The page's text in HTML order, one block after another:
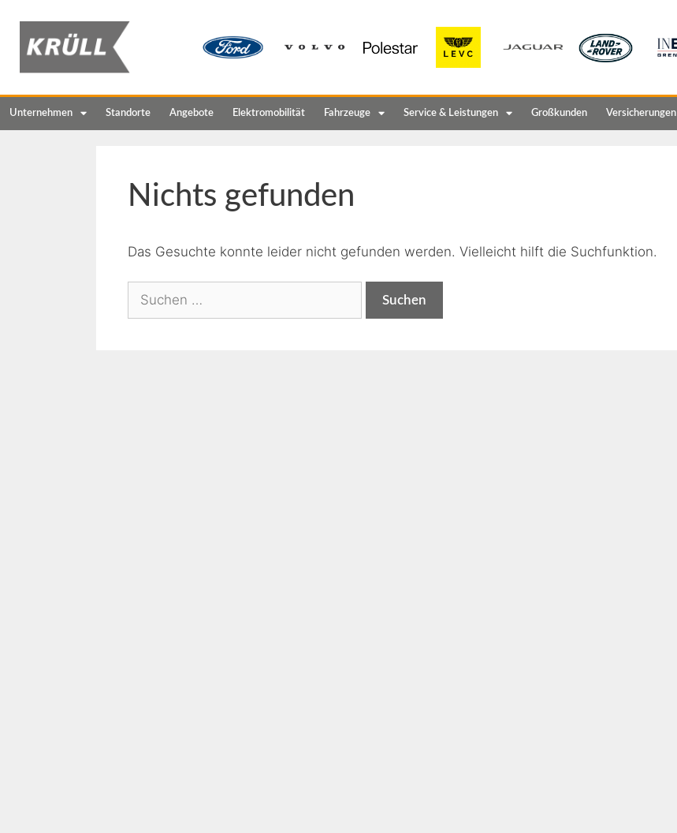
Unternehmen Standorte Angebote Elektromobilität Fahrzeuge Service & Leistungen Großkunden Versicherungen
Nichts gefunden
Das Gesuchte konnte leider nicht gefunden werden. Vielleicht hilft die Suchfunktion.